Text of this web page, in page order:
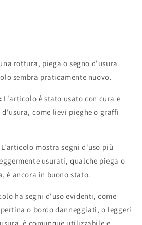
rottura, piega o segno d'usura
sembra praticamente nuovo.
L'articolo è stato usato con cura e
come lievi pieghe o graffi
L'articolo mostra segni d'uso più
usurati, qualche piega o
è ancora in buono stato.
ha segni d'uso evidenti, come
o bordo danneggiati, o leggeri
è comunque utilizzabile e